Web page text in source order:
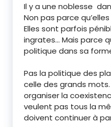
Il y a une noblesse
Non pas parce
Elles sont parfois
ingrates… Mais parce
politique dans sa
Pas la politique des
celle des grands
organiser la
veulent pas tous la
doivent continuer à